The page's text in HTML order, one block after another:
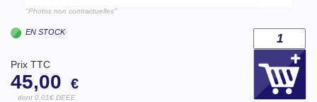
"Photos non contractuelles"
EN STOCK
Prix TTC
45,00 €
dont 0.01€ DEEE